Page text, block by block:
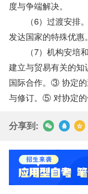
度与争端解决。
（6）过渡安排。
发达国家的特殊优惠。
（7）机构安培和
建立与贸易有关的
国际合作。③ 协定
与修订。⑤ 对协定的
分享到: